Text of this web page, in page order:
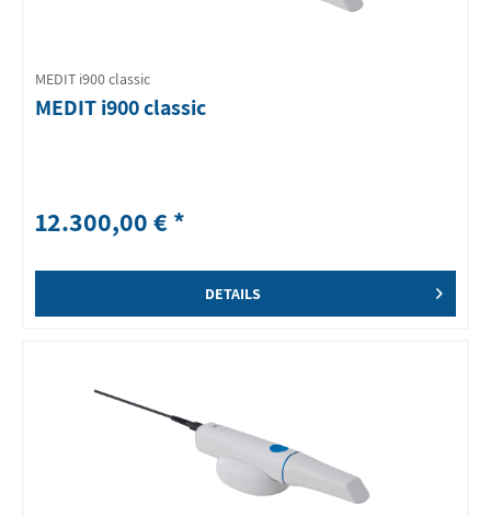
MEDIT i900 classic
MEDIT i900 classic
12.300,00 € *
DETAILS